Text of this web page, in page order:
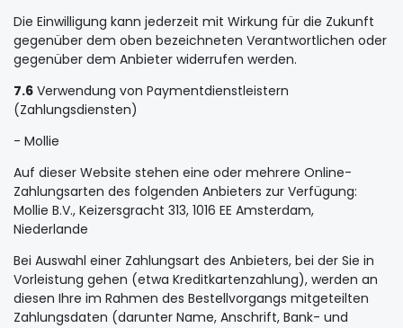
Die Einwilligung kann jederzeit mit Wirkung für die Zukunft
gegenüber dem oben bezeichneten Verantwortlichen oder
gegenüber dem Anbieter widerrufen werden.
7.6 Verwendung von Paymentdienstleistern
(Zahlungsdiensten)
- Mollie
Auf dieser Website stehen eine oder mehrere Online-
Zahlungsarten des folgenden Anbieters zur Verfügung:
Mollie B.V., Keizersgracht 313, 1016 EE Amsterdam,
Niederlande
Bei Auswahl einer Zahlungsart des Anbieters, bei der Sie in
Vorleistung gehen (etwa Kreditkartenzahlung), werden an
diesen Ihre im Rahmen des Bestellvorgangs mitgeteilten
Zahlungsdaten (darunter Name, Anschrift, Bank- und